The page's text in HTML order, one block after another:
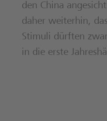
den China
daher weiterhin,
Stimuli dürften
in die erste